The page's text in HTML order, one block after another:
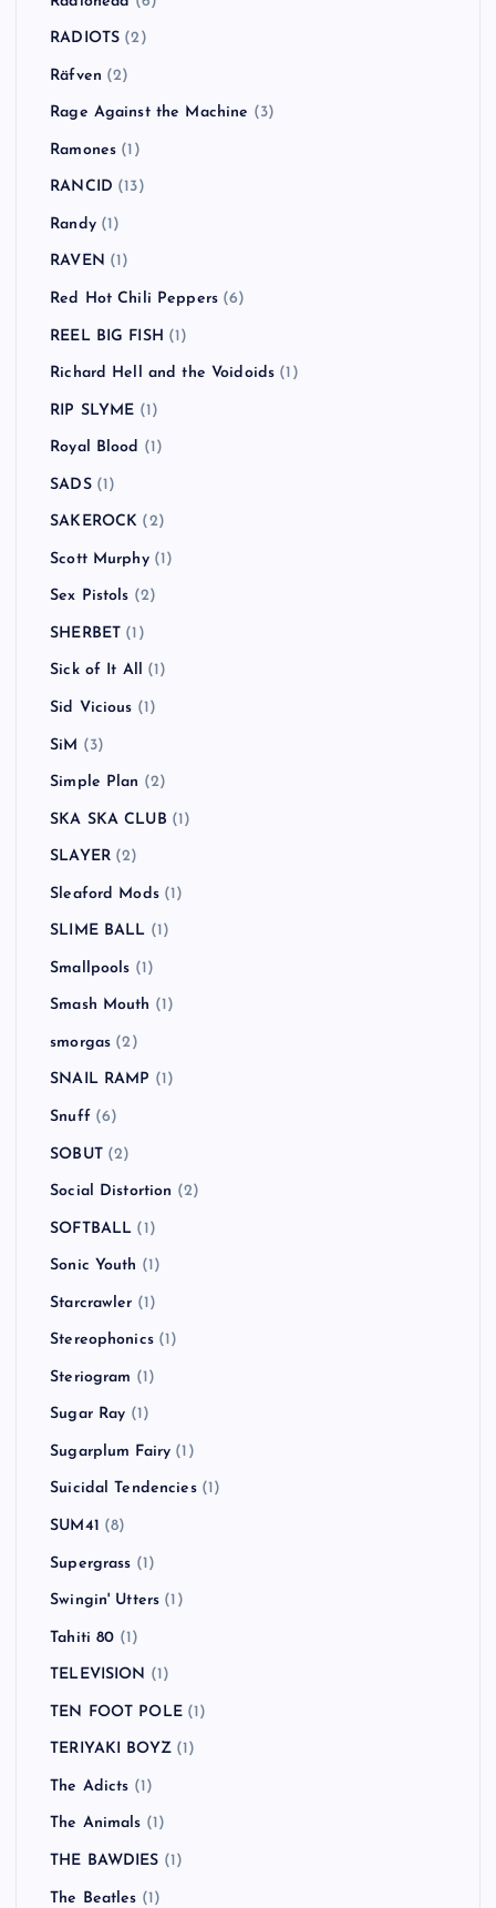
RADIOTS (2)
Räfven (2)
Rage Against the Machine (3)
Ramones (1)
RANCID (13)
Randy(1)
RAVEN (1)
Red Hot Chili Peppers (6)
REEL BIG FISH (1)
Richard Hell and the Voidoids (1)
RIP SLYME (1)
Royal Blood (1)
SADS(1)
SAKEROCK (2)
Scott Murphy(1)
Sex Pistols (2)
SHERBET (1)
Sick of It All (1)
Sid Vicious (1)
SiM (3)
Simple Plan (2)
SKA SKA CLUB (1)
SLAYER(2)
Sleaford Mods(1)
SLIME BALL (1)
Smallpools (1)
Smash Mouth (1)
smorgas (2)
SNAIL RAMP (1)
Snuff (6)
SOBUT(2)
Social Distortion (2)
SOFTBALL (1)
Sonic Youth (1)
Starcrawler (1)
Stereophonics(1)
Steriogram (1)
Sugar Ray (1)
Sugarplum Fairy (1)
Suicidal Tendencies(1)
SUM41 (8)
Supergrass (1)
Swingin' Utters (1)
Tahiti 80 (1)
TELEVISION (1)
TEN FOOT POLE(1)
TERIYAKI BOYZ(1)
The Adicts (1)
The Animals (1)
THE BAWDIES (1)
The Beatles (1)